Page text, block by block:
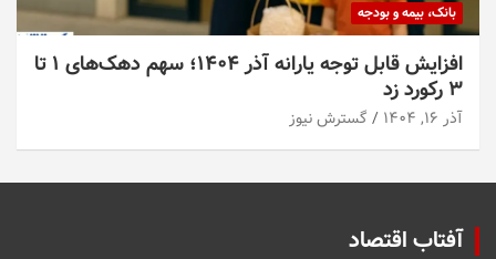
بانک، بیمه و بودجه
افزایش قابل توجه یارانه آذر ۱۴۰۴؛ سهم دهک‌های ۱ تا
۳ رکورد زد
آذر ۱۶, ۱۴۰۴ گسترش نیوز
آفتاب اقتصاد